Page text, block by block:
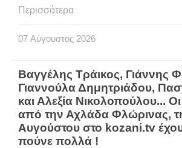
Περισσότερα
07 Αύγουστος 2026
Βαγγέλης Τράικος, Γιάννης
Γιαννούλα Δημητριάδου,
και Αλεξία Νικολοπούλου...
από την Αχλάδα Φλώρινας,
Αυγούστου στο kozani.tv
πούνε πολλά !